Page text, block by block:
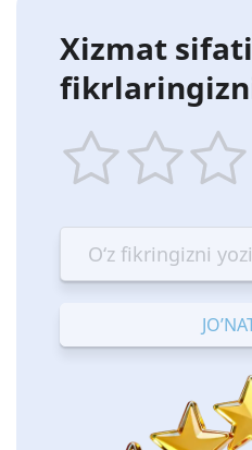
Xizmat
star
Terrible
stars
—
Bad
stars
—
OK